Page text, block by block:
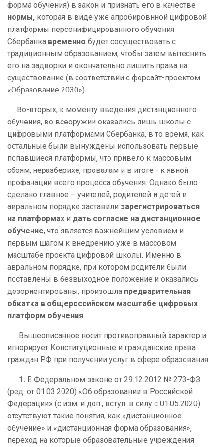
форма обучения) в закон и признать его в качестве
нормы, которая в виде уже апробировнной цифровой
платформы персонифицированного обучения
Сбербанка временно будет сосуществовать с
традиционным образованием, чтобы затем вытеснить
его на задворки и окончательно лишить права на
существование (в соответствии с форсайт-проектом
«Образование 2030»).
Во-вторых, к моменту введения дистанционного
обучения, во всеоружии оказались лишь школы с
цифровыми платформами Сбербанка, в то время, как
остальные были вынуждены использовать первые
попавшиеся платформы, что привело к массовым
сбоям, неразберихе, провалам и в итоге - к явной
профанации всего процесса обучения. Однако было
сделано главное – учителей, родителей и детей в
авральном порядке заставили зарегистрироваться
на платформах и дать согласие на дистанционное
обучение, что является важнейшим условием и
первым шагом к внедрению уже в массовом
масштабе проекта цифровой школы. Именно в
авральном порядке, при котором родители были
поставлены в безвыходное положение и оказались
дезориентированы, произошла предварительная
обкатка в общероссийском масштабе цифровых
платформ обучения.
Вышеописанное носит противоправный характер и
игнорирует Конституционные и гражданские права
граждан РФ при получении услуг в сфере образования.
1. В Федеральном законе от 29.12.2012 № 273-ФЗ
(ред. от 01.03.2020) «Об образовании в Российской
Федерации» (с изм. и доп., вступ. в силу с 01.05.2020)
отсутствуют такие понятия, как «дистанционное
обучение» и «дистанционная форма образования»,
переход на которые образовательные учреждения